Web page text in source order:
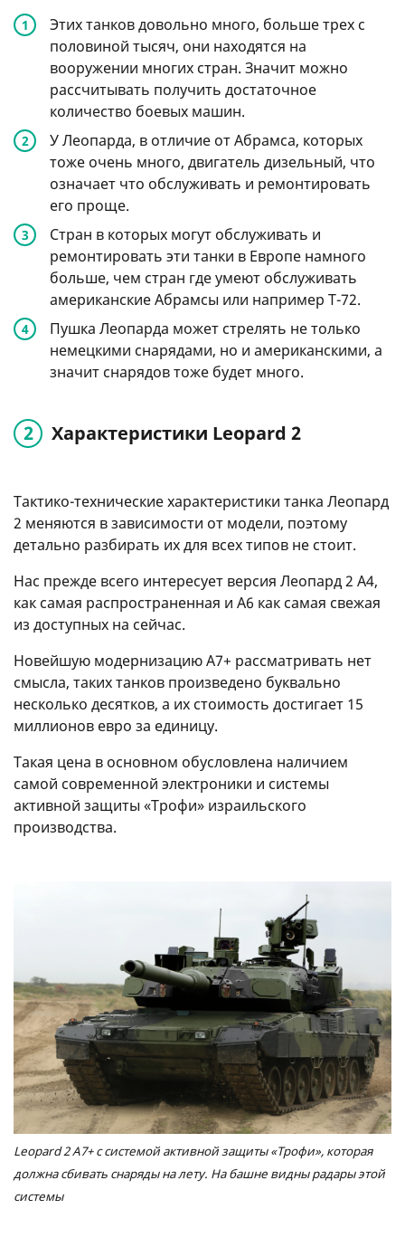
Этих танков довольно много, больше трех с
половиной тысяч, они находятся на
вооружении многих стран. Значит можно
рассчитывать получить достаточное
количество боевых машин.
У Леопарда, в отличие от Абрамса, которых
тоже очень много, двигатель дизельный, что
означает что обслуживать и ремонтировать
его проще.
Стран в которых могут обслуживать и
ремонтировать эти танки в Европе намного
больше, чем стран где умеют обслуживать
американские Абрамсы или например Т-72.
Пушка Леопарда может стрелять не только
немецкими снарядами, но и американскими, а
значит снарядов тоже будет много.
Характеристики Leopard 2
Тактико-технические характеристики танка Леопард
2 меняются в зависимости от модели, поэтому
детально разбирать их для всех типов не стоит.
Нас прежде всего интересует версия Леопард 2 А4,
как самая распространенная и А6 как самая свежая
из доступных на сейчас.
Новейшую модернизацию A7+ рассматривать нет
смысла, таких танков произведено буквально
несколько десятков, а их стоимость достигает 15
миллионов евро за единицу.
Такая цена в основном обусловлена наличием
самой современной электроники и системы
активной защиты «Трофи» израильского
производства.
Leopard 2 A7+ с системой активной защиты «Трофи», которая
должна сбивать снаряды на лету. На башне видны радары этой
системы